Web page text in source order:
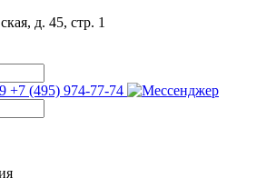
д. 45, стр. 1
+7 (495) 974-77-74